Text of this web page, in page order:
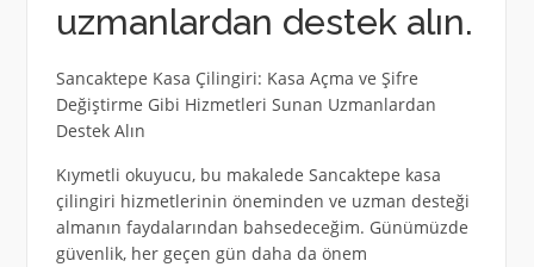
uzmanlardan destek alın.
Sancaktepe Kasa Çilingiri: Kasa Açma ve Şifre
Değiştirme Gibi Hizmetleri Sunan Uzmanlardan
Destek Alın
Kıymetli okuyucu, bu makalede Sancaktepe kasa
çilingiri hizmetlerinin öneminden ve uzman desteği
almanın faydalarından bahsedeceğim. Günümüzde
güvenlik, her geçen gün daha da önem